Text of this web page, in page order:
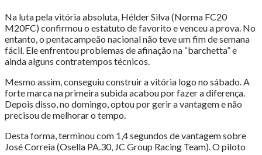
Na luta pela vitória absoluta, Hélder Silva (Norma FC20
M20FC) confirmou o estatuto de favorito e venceu a prova. No
entanto, o pentacampeão nacional não teve um fim de semana
fácil. Ele enfrentou problemas de afinação na “barchetta” e
ainda alguns contratempos técnicos.
Mesmo assim, conseguiu construir a vitória logo no sábado. A
forte marca na primeira subida acabou por fazer a diferença.
Depois disso, no domingo, optou por gerir a vantagem e não
precisou de melhorar o tempo.
Desta forma, terminou com 1,4 segundos de vantagem sobre
José Correia (Osella PA.30, JC Group Racing Team). O piloto